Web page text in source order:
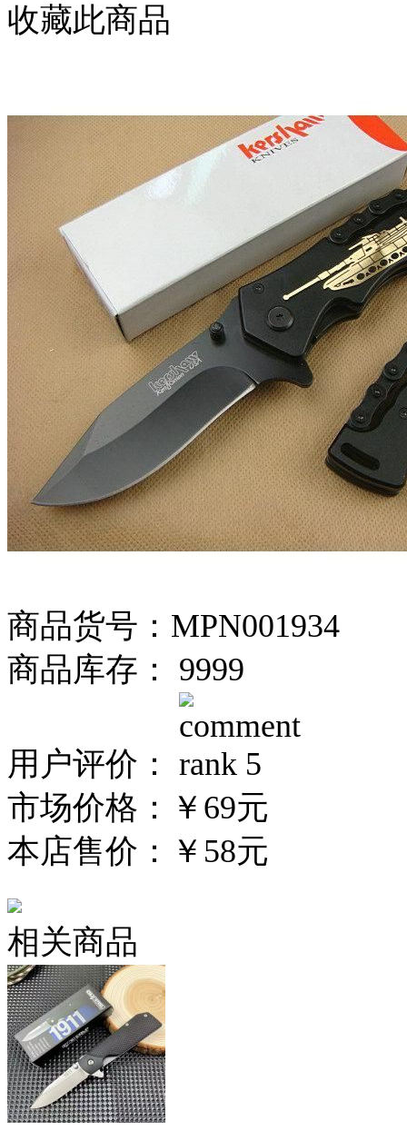
收藏此商品
商品货号：MPN001934
商品库存： 9999
用户评价：
市场价格： ￥69元
本店售价： ￥58元
相关商品